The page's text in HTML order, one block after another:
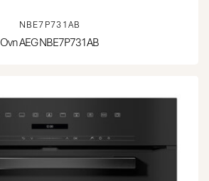
NBE7P731AB
Ovn AEG NBE7P731AB